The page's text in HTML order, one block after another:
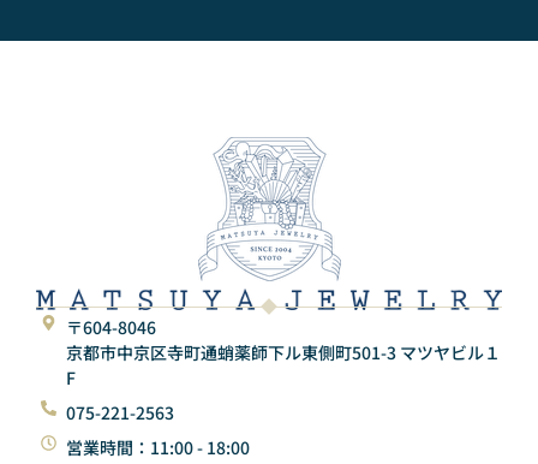
〒604-8046
京都市中京区寺町通蛸薬師下ル東側町501-3 マツヤビル１
F
075-221-2563
営業時間：11:00 - 18:00